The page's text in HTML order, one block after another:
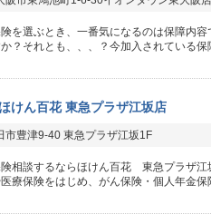
を選ぶとき、一番気になるのは保障内容
？それとも、、、？今加入されている保
けん百花 東急プラザ江坂店
市豊津9-40 東急プラザ江坂1F
相談するならほけん百花 東急プラザ江
療保険をはじめ、がん保険・個人年金保